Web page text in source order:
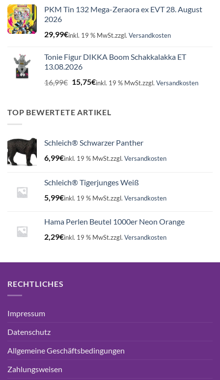
PKM Tin 132 Mega-Zeraora ex EVT 28. August
2026
29,99€inkl. 19 % MwSt.zzgl. Versandkosten
Tonie Figur DIKKA Boom Schakkalakka ET
13.08.2026
16,99€ Ursprünglicher
16,99€
15,75€Aktueller
15,75€.
inkl. 19 % MwSt.zzgl. Versandkosten
TOP BEWERTETE ARTIKEL
Schleich® Schwarzer Panther
6,99€inkl. 19 % MwSt.zzgl. Versandkosten
Schleich® Tigerjunges Weiß
5,99€inkl. 19 % MwSt.zzgl. Versandkosten
Hama Perlen Beutel 1000er Neon Orange
2,29€inkl. 19 % MwSt.zzgl. Versandkosten
RECHTLICHES
Impressum
Datenschutz
Allgemeine Geschäftsbedingungen
Zahlungsweisen